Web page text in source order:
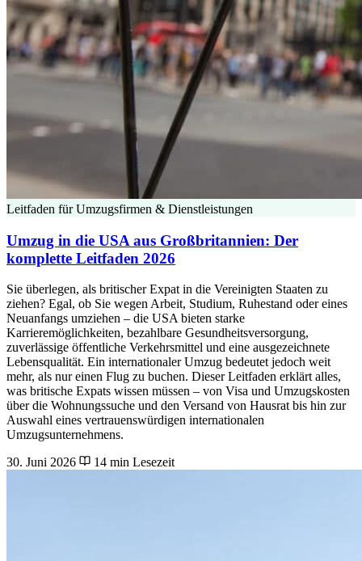
Leitfaden für Umzugsfirmen & Dienstleistungen
Umzug in die USA aus Großbritannien: Der
komplette Leitfaden 2026
Sie überlegen, als britischer Expat in die Vereinigten Staaten zu
ziehen? Egal, ob Sie wegen Arbeit, Studium, Ruhestand oder eines
Neuanfangs umziehen – die USA bieten starke
Karrieremöglichkeiten, bezahlbare Gesundheitsversorgung,
zuverlässige öffentliche Verkehrsmittel und eine ausgezeichnete
Lebensqualität. Ein internationaler Umzug bedeutet jedoch weit
mehr, als nur einen Flug zu buchen. Dieser Leitfaden erklärt alles,
was britische Expats wissen müssen – von Visa und Umzugskosten
über die Wohnungssuche und den Versand von Hausrat bis hin zur
Auswahl eines vertrauenswürdigen internationalen
Umzugsunternehmens.
30. Juni 2026
14 min Lesezeit